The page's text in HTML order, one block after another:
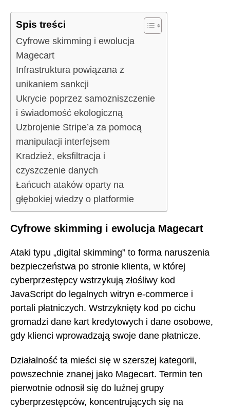
Spis treści
Cyfrowe skimming i ewolucja
Magecart
Infrastruktura powiązana z
unikaniem sankcji
Ukrycie poprzez samozniszczenie
i świadomość ekologiczną
Uzbrojenie Stripe’a za pomocą
manipulacji interfejsem
Kradzież, eksfiltracja i
czyszczenie danych
Łańcuch ataków oparty na
głębokiej wiedzy o platformie
Cyfrowe skimming i ewolucja Magecart
Ataki typu „digital skimming” to forma naruszenia
bezpieczeństwa po stronie klienta, w której
cyberprzestępcy wstrzykują złośliwy kod
JavaScript do legalnych witryn e-commerce i
portali płatniczych. Wstrzyknięty kod po cichu
gromadzi dane kart kredytowych i dane osobowe,
gdy klienci wprowadzają swoje dane płatnicze.
Działalność ta mieści się w szerszej kategorii,
powszechnie znanej jako Magecart. Termin ten
pierwotnie odnosił się do luźnej grupy
cyberprzestępców, koncentrujących się na